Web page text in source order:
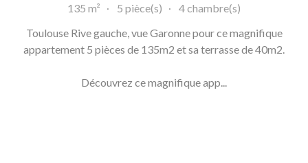
135 m² 5 pièce(s)
4 chambre(s)
Toulouse Rive gauche, vue Garonne pour ce magnifique
appartement 5 pièces de 135m2 et sa terrasse de 40m2.
Découvrez ce magnifique app...